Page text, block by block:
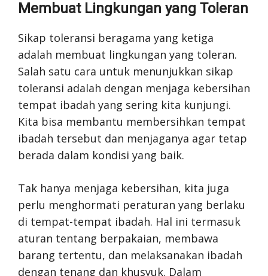
Membuat Lingkungan yang Toleran
Sikap toleransi beragama yang ketiga
adalah membuat lingkungan yang toleran.
Salah satu cara untuk menunjukkan sikap
toleransi adalah dengan menjaga kebersihan
tempat ibadah yang sering kita kunjungi.
Kita bisa membantu membersihkan tempat
ibadah tersebut dan menjaganya agar tetap
berada dalam kondisi yang baik.
Tak hanya menjaga kebersihan, kita juga
perlu menghormati peraturan yang berlaku
di tempat-tempat ibadah. Hal ini termasuk
aturan tentang berpakaian, membawa
barang tertentu, dan melaksanakan ibadah
dengan tenang dan khusyuk. Dalam